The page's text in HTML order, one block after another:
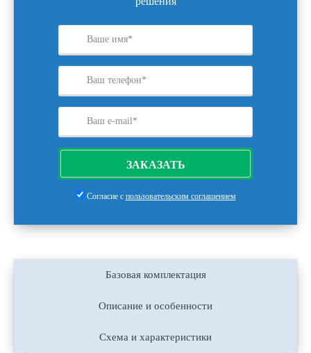
ЗАКАЗАТЬ
Согласие с пользовательским соглашением
Базовая комплектация
Описание и особенности
Схема и характеристики